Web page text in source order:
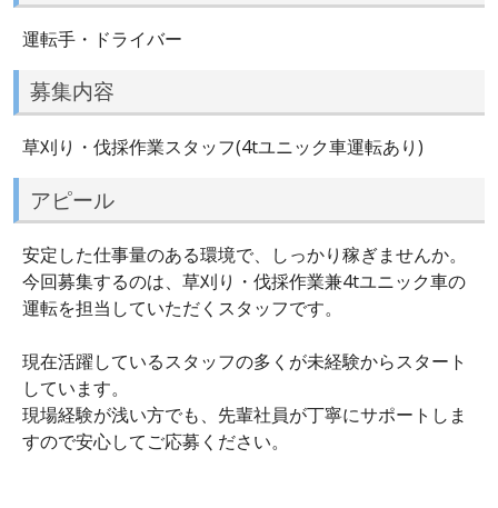
運転手・ドライバー
募集内容
草刈り・伐採作業スタッフ(4tユニック車運転あり)
アピール
安定した仕事量のある環境で、しっかり稼ぎませんか。
今回募集するのは、草刈り・伐採作業兼4tユニック車の
運転を担当していただくスタッフです。
現在活躍しているスタッフの多くが未経験からスタート
しています。
現場経験が浅い方でも、先輩社員が丁寧にサポートしま
すので安心してご応募ください。